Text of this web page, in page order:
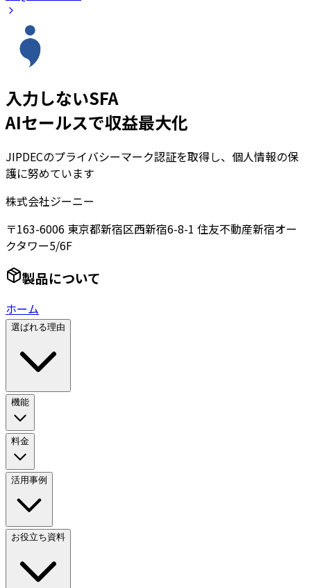
入力しないSFA
AIセールスで収益最大化
JIPDECのプライバシーマーク認証を取得し、個人情報の保
護に努めています
株式会社ジーニー
〒163-6006 東京都新宿区西新宿6-8-1 住友不動産新宿オー
クタワー5/6F
製品について
ホーム
選ばれる理由
機能
料金
活用事例
お役立ち資料